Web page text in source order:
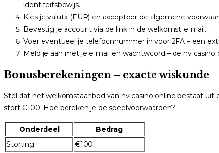
identiteitsbewijs.
Kies je valuta (EUR) en accepteer de algemene
Bevestig je account via de link in de welkomst‑e‑mail.
Voer eventueel je telefoonnummer in voor 2FA – een
Meld je aan met je e‑mail en wachtwoord – de nv casino
Bonusberekeningen – exacte wiskunde
Stel dat het welkomstaanbod van nv casino online bestaat
stort €100. Hoe bereken je de speelvoorwaarden?
Onderdeel
Bedrag
Storting
€100